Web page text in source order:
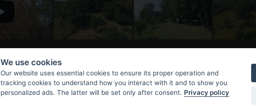
We use cookies
Our website uses essential cookies to ensure its proper operation and
tracking cookies to understand how you interact with it and to show you
personalized ads. The latter will be set only after consent. Privacy policy